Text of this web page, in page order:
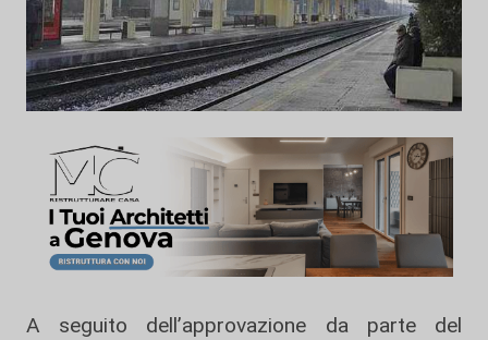
A seguito dell’approvazione da parte del